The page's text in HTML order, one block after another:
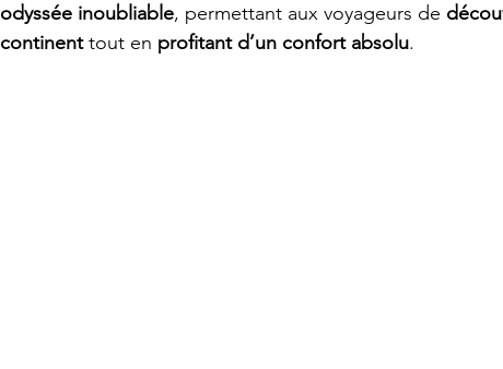
odyssée inoubliable, permettant aux voyageurs de
continent tout en profitant d’un confort absolu.